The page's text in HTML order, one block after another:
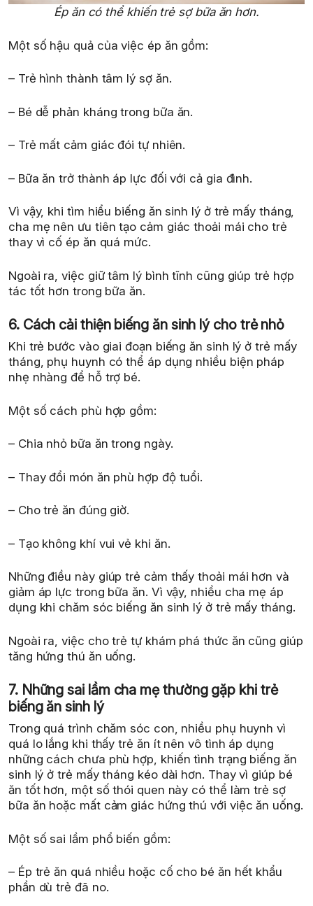
Ép ăn có thể khiến trẻ sợ bữa ăn hơn.
Một số hậu quả của việc ép ăn gồm:
– Trẻ hình thành tâm lý sợ ăn.
– Bé dễ phản kháng trong bữa ăn.
– Trẻ mất cảm giác đói tự nhiên.
– Bữa ăn trở thành áp lực đối với cả gia đình.
Vì vậy, khi tìm hiểu biếng ăn sinh lý ở trẻ mấy tháng,
cha mẹ nên ưu tiên tạo cảm giác thoải mái cho trẻ
thay vì cố ép ăn quá mức.
Ngoài ra, việc giữ tâm lý bình tĩnh cũng giúp trẻ hợp
tác tốt hơn trong bữa ăn.
6. Cách cải thiện biếng ăn sinh lý cho trẻ nhỏ
Khi trẻ bước vào giai đoạn biếng ăn sinh lý ở trẻ mấy
tháng, phụ huynh có thể áp dụng nhiều biện pháp
nhẹ nhàng để hỗ trợ bé.
Một số cách phù hợp gồm:
– Chia nhỏ bữa ăn trong ngày.
– Thay đổi món ăn phù hợp độ tuổi.
– Cho trẻ ăn đúng giờ.
– Tạo không khí vui vẻ khi ăn.
Những điều này giúp trẻ cảm thấy thoải mái hơn và
giảm áp lực trong bữa ăn. Vì vậy, nhiều cha mẹ áp
dụng khi chăm sóc biếng ăn sinh lý ở trẻ mấy tháng.
Ngoài ra, việc cho trẻ tự khám phá thức ăn cũng giúp
tăng hứng thú ăn uống.
7. Những sai lầm cha mẹ thường gặp khi trẻ
biếng ăn sinh lý
Trong quá trình chăm sóc con, nhiều phụ huynh vì
quá lo lắng khi thấy trẻ ăn ít nên vô tình áp dụng
những cách chưa phù hợp, khiến tình trạng biếng ăn
sinh lý ở trẻ mấy tháng kéo dài hơn. Thay vì giúp bé
ăn tốt hơn, một số thói quen này có thể làm trẻ sợ
bữa ăn hoặc mất cảm giác hứng thú với việc ăn uống.
Một số sai lầm phổ biến gồm:
– Ép trẻ ăn quá nhiều hoặc cố cho bé ăn hết khẩu
phần dù trẻ đã no.